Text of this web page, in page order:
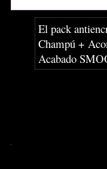
El pack
Champú +
Acabado